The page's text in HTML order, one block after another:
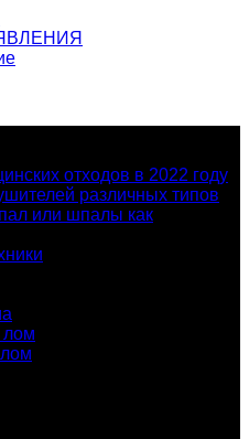
отходов в 2022 году
различных типов
или шпалы как
лом